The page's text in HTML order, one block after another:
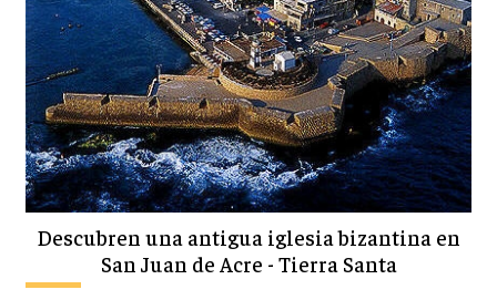
Descubren una antigua iglesia bizantina en
San Juan de Acre - Tierra Santa